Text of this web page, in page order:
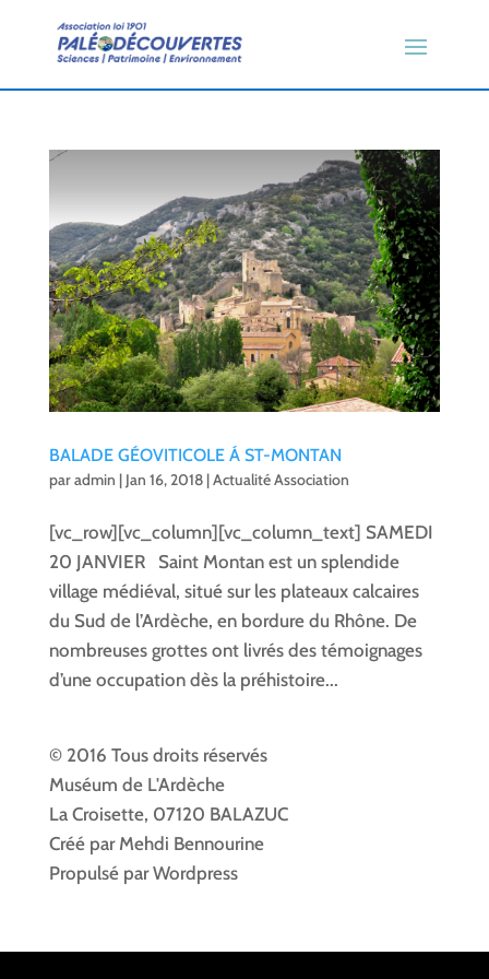
BALADE GÉOVITICOLE Á ST-MONTAN
paradmin | Jan 16, 2018|Actualité Association
[vc_row][vc_column][vc_column_text] SAMEDI
20 JANVIER Saint Montan est un splendide
village médiéval, situé sur les plateaux calcaires
du Sud de l’Ardèche, en bordure du Rhône. De
nombreuses grottes ont livrés des témoignages
d’une occupation dès la préhistoire...
© 2016 Tous droits réservés
Muséum de L'Ardèche
La Croisette, 07120 BALAZUC
Créé par Mehdi Bennourine
Propulsé par Wordpress